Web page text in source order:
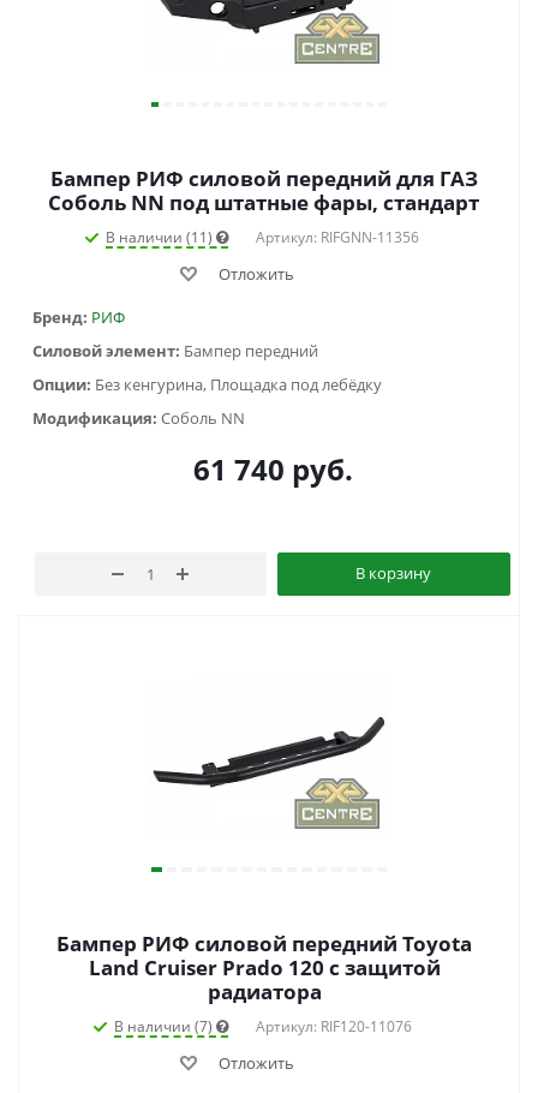
Бампер РИФ силовой передний для ГАЗ
Соболь NN под штатные фары, стандарт
В наличии (11) Артикул: RIFGNN-11356
Отложить
Бренд: РИФ
Силовой элемент: Бампер передний
Опции: Без кенгурина, Площадка под лебёдку
Модификация: Соболь NN
61 740 руб.
В корзину
Бампер РИФ силовой передний Toyota
Land Cruiser Prado 120 c защитой
радиатора
В наличии (7) Артикул: RIF120-11076
Отложить